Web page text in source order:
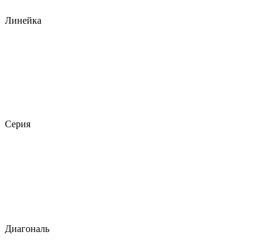
Линейка
Серия
Диагональ